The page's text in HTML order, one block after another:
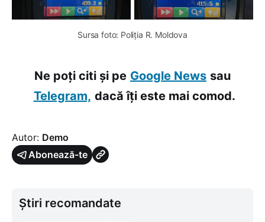
Sursa foto: Poliția R. Moldova
Ne poți citi și pe Google News sau
Telegram, dacă îți este mai comod.
Autor: Demo
Abonează-te
Știri recomandate